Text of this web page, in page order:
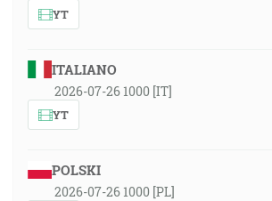
YT
ITALIANO
2026-07-26 1000 [IT]
YT
POLSKI
2026-07-26 1000 [PL]